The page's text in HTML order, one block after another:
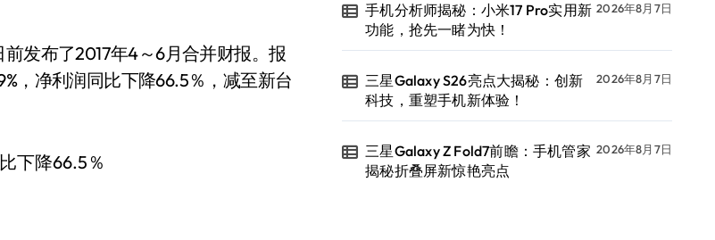
发布了2017年4～6月合并财报。报
，净利润同比下降66.5％，减至新台
手机分析师揭秘：小米17 Pro实用新
功能，抢先一睹为快！
2026年8月7日
三星Galaxy S26亮点大揭秘：创新
科技，重塑手机新体验！
2026年8月7日
三星Galaxy Z Fold7前瞻：手机管家
揭秘折叠屏新惊艳亮点
2026年8月7日